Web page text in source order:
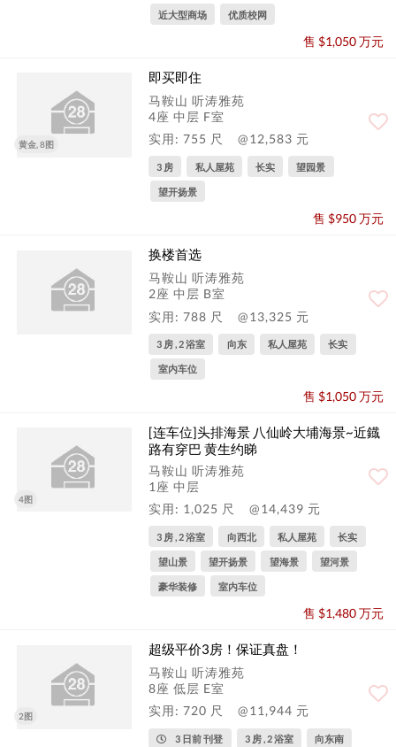
近大型商场 优质校网
售 $1,050 万元
黄金, 8图
即买即住
马鞍山 听涛雅苑
4座 中层 F室
实用: 755 尺
@12,583 元
3 房 私人屋苑 长实 望园景
望开扬景
售 $950 万元
换楼首选
马鞍山 听涛雅苑
2座 中层 B室
实用: 788 尺
@13,325 元
3 房 , 2 浴室 向东 私人屋苑 长实
室内车位
售 $1,050 万元
4图
[连车位]头排海景 八仙岭大埔海景~近鐡
路有穿巴 黄生约睇
马鞍山 听涛雅苑
1座 中层
实用: 1,025 尺
@14,439 元
3 房 , 2 浴室 向西北 私人屋苑 长实
望山景 望开扬景 望海景 望河景
豪华装修 室内车位
售 $1,480 万元
2图
超级平价3房！保证真盘！
马鞍山 听涛雅苑
8座 低层 E室
实用: 720 尺
@11,944 元
3 日前 刊登 3 房 , 2 浴室 向东南